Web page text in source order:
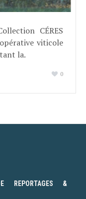
CÉRES
viticole
la.
0
REPORTAGES &